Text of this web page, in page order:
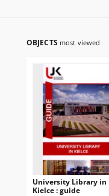
OBJECTS most viewed
University Library in
Kielce : guide